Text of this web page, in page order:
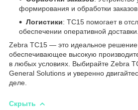
формирования и обработки заказов
Логистики: TC15 помогает в
обеспечении оперативной доставки.
Zebra TC15 — это идеальное решение
обеспечивающее высокую
в любых условиях. Выбирайте Zebra
General Solutions и уверенно
деле.
Скрыть